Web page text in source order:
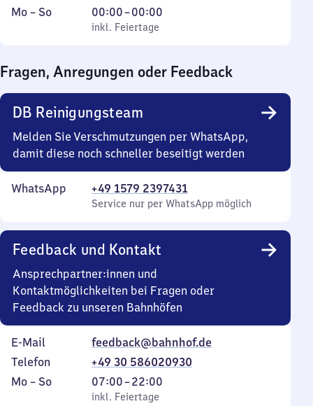
Montag
Mo – So,
inkl. Feiertage
00:00–00:00
Von
0
0
Uhr
inkl. Feiertage
Fragen, Anregungen oder Feedback
DB Reinigungsteam
Melden Sie Verschmutzungen per WhatsApp,
damit diese noch schneller beseitigt werden
WhatsApp +49 1579 2397431
Service nur per WhatsApp möglich
Feedback und Kontakt
Ansprechpartner:innen und
Kontaktmöglichkeiten bei Fragen oder
Feedback zu unseren Bahnhöfen
E-Mail
feedback@bahnhof.de
Telefon
+49 30 586020930
Montag
Mo – So,
inkl. Feiertage
07:00–22:00
Von
7
inkl. Feiertage